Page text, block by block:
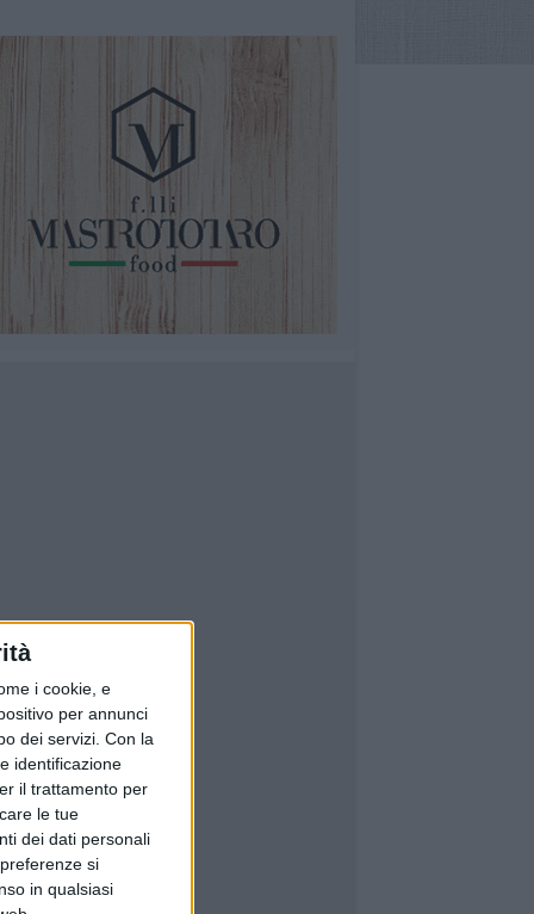
i cookie, e
per annunci
dei servizi. Con la
identificazione
il trattamento per
le tue
dei dati personali
si
in qualsiasi